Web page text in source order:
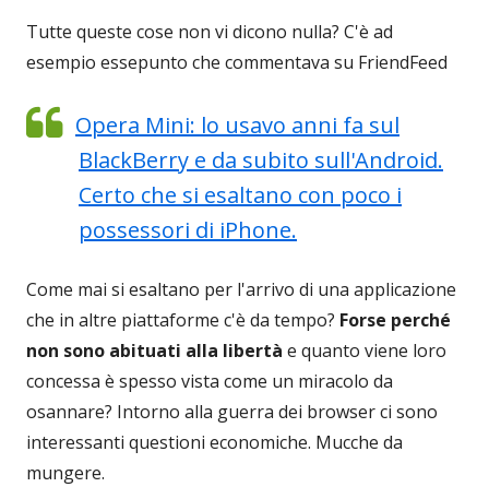
Tutte queste cose non vi dicono nulla? C'è ad
esempio essepunto che commentava su FriendFeed
Opera Mini: lo usavo anni fa sul
BlackBerry e da subito sull'Android.
Certo che si esaltano con poco i
possessori di iPhone.
Come mai si esaltano per l'arrivo di una applicazione
che in altre piattaforme c'è da tempo? Forse perché
non sono abituati alla libertà e quanto viene loro
concessa è spesso vista come un miracolo da
osannare? Intorno alla guerra dei browser ci sono
interessanti questioni economiche. Mucche da
mungere.